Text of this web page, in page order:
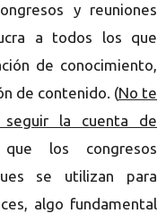
y reuniones
a todos los que
de conocimiento,
de contenido. (No te
la cuenta de
los congresos
se utilizan para
algo fundamental